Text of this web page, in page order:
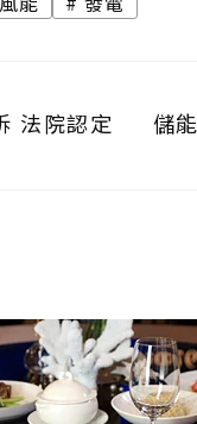
法院認定
儲